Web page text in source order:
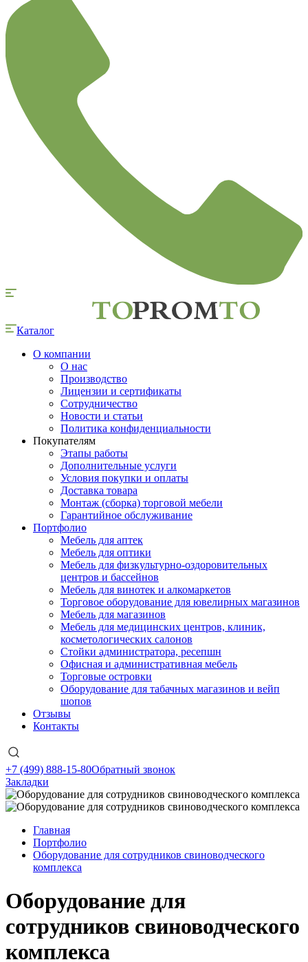
Каталог
О компании
О нас
Производство
Лицензии и сертификаты
Сотрудничество
Новости и статьи
Политика конфиденциальности
Покупателям
Этапы работы
Дополнительные услуги
Условия покупки и оплаты
Доставка товара
Монтаж (сборка) торговой мебели
Гарантийное обслуживание
Портфолио
Мебель для аптек
Мебель для оптики
Мебель для физкультурно-оздоровительных
центров и бассейнов
Мебель для винотек и алкомаркетов
Торговое оборудование для ювелирных магазинов
Мебель для магазинов
Мебель для медицинских центров, клиник,
косметологических салонов
Стойки администратора, ресепшн
Офисная и административная мебель
Торговые островки
Оборудование для табачных магазинов и вейп
шопов
Отзывы
Контакты
+7 (499) 888-15-80Обратный звонок
Закладки
Главная
Портфолио
Оборудование для сотрудников свиноводческого
комплекса
Оборудование для
сотрудников свиноводческого
комплекса